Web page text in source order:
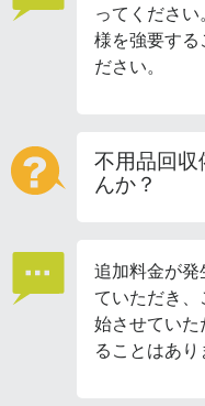
ってくださ
様を強要する
ださい。
不用品回収
んか？
追加料金が
ていただき
始させてい
ることはあり